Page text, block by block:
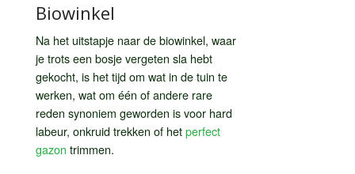
Biowinkel
Na het uitstapje naar de biowinkel, waar
je trots een bosje vergeten sla hebt
gekocht, is het tijd om wat in de tuin te
werken, wat om één of andere rare
reden synoniem geworden is voor hard
labeur, onkruid trekken of hetperfect
gazon trimmen.